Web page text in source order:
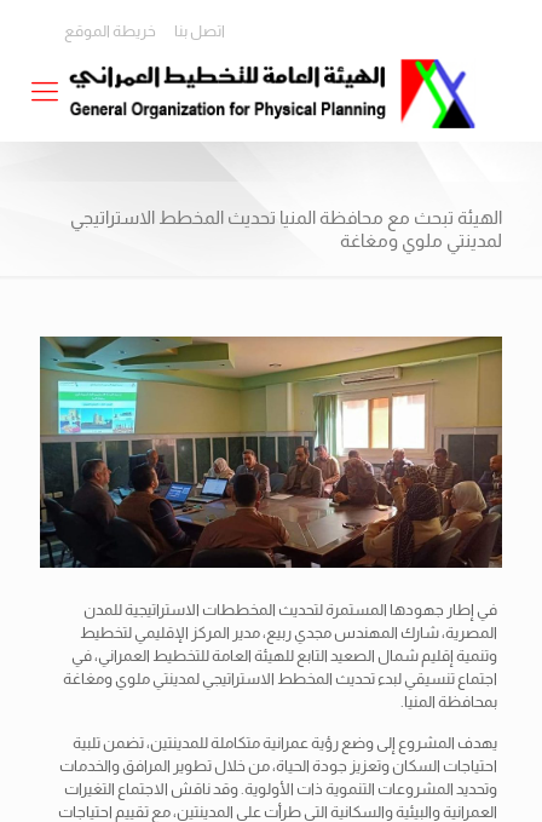
اتصل بنا خريطة الموقع
الهيئة تبحث مع محافظة المنيا تحديث المخطط الاستراتيجي
لمدينتي ملوي ومغاغة
في إطار جهودها المستمرة لتحديث المخططات الاستراتيجية للمدن
المصرية، شارك المهندس مجدي ربيع، مدير المركز الإقليمي لتخطيط
وتنمية إقليم شمال الصعيد التابع للهيئة العامة للتخطيط العمراني، في
اجتماع تنسيقي لبدء تحديث المخطط الاستراتيجي لمدينتي ملوي ومغاغة
بمحافظة المنيا.
يهدف المشروع إلى وضع رؤية عمرانية متكاملة للمدينتين، تضمن تلبية
احتياجات السكان وتعزيز جودة الحياة، من خلال تطوير المرافق والخدمات
وتحديد المشروعات التنموية ذات الأولوية. وقد ناقش الاجتماع التغيرات
العمرانية والبيئية والسكانية التي طرأت على المدينتين، مع تقييم احتياجات